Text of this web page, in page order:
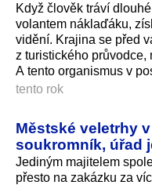
Když člověk tráví
volantem náklaďáku,
vidění. Krajina se před
z turistického průvodce,
A tento organismus v
tento rok
Městské veletrhy
soukromník, úřad
Jediným majitelem
přesto na zakázku za